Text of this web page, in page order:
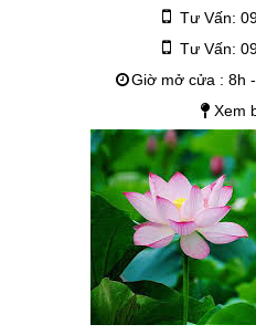
Tư Vấn:
Tư Vấn:
Giờ mở cửa : 8h
Xem